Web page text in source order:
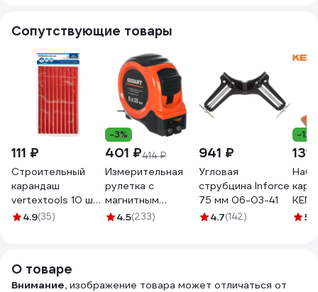
Сопутствующие товары
111 ₽
Строительный
карандаш
vertextools 10 шт
0208
4.9(35)
-3%
401 ₽414 ₽
Измерительная
рулетка с
магнитным
крюком, 5x25мм
4.5(233)
941 ₽
Угловая
струбцина Inforce
75 мм 06-03-41
4.7(142)
-12%
131
5
О товаре
Внимание, изображение товара может отличаться от